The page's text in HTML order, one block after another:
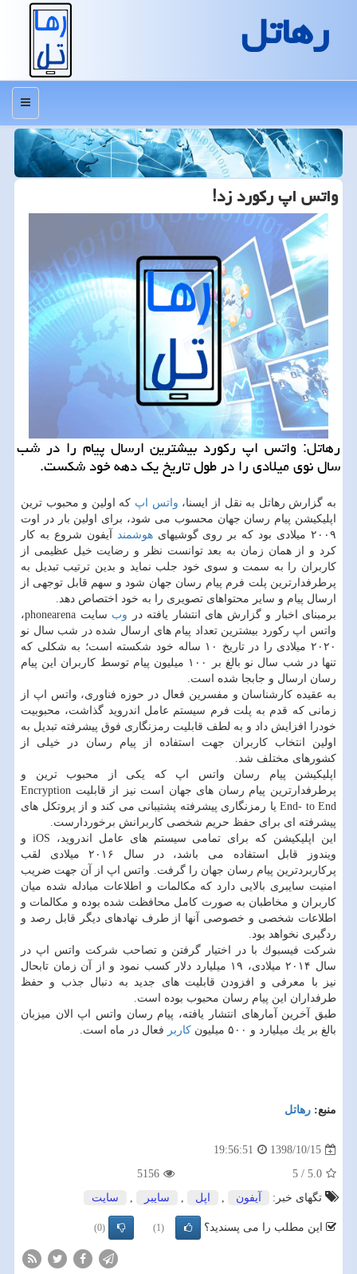
رهاتل
منو
واتس اپ ركورد زد!
رهاتل: واتس اپ ركورد بیشترین ارسال پیام را در شب
سال نوی میلادی را در طول تاریخ یك دهه خود شكست.
به گزارش رهاتل به نقل از ایسنا، واتس اپ كه اولین و محبوب ترین
اپلیكیشن پیام رسان جهان محسوب می شود، برای اولین بار در اوت
۲۰۰۹ میلادی بود كه بر روی گوشیهای
هوشمند آیفون شروع به كار
كرد و از همان زمان به بعد توانست نظر و رضایت خیل عظیمی از
كاربران را به سمت و سوی خود جلب نماید و بدین ترتیب تبدیل به
پرطرفدارترین پلت فرم پیام رسان جهان شود و سهم قابل توجهی از
ارسال پیام و سایر محتواهای تصویری را به خود اختصاص دهد.
برمبنای اخبار و گزارش های انتشار یافته در وب
سایت phonearena،
واتس اپ ركورد بیشترین تعداد پیام های ارسال شده در شب سال نو
۲۰۲۰ میلادی را در تاریخ ۱۰ ساله خود شكسته است؛ به شكلی كه
تنها در شب سال نو بالغ بر ۱۰۰ میلیون پیام توسط كاربران این پیام
رسان ارسال و جابجا شده است.
به عقیده كارشناسان و مفسرین فعال در حوزه فناوری، واتس اپ از
زمانی كه قدم به پلت فرم سیستم عامل اندروید گذاشت، محبوبیت
خودرا افزایش داد و به لطف قابلیت رمزنگاری فوق پیشرفته تبدیل به
اولین انتخاب كاربران جهت استفاده از پیام رسان در خیلی از
كشورهای مختلف شد.
اپلیكیشن پیام رسان واتس اپ كه یكی از محبوب ترین و
پرطرفدارترین پیام رسان های جهان است نیز از قابلیت Encryption
End- to End یا رمزنگاری پیشرفته پشتیبانی می كند و از پروتكل های
پیشرفته ای برای حفظ حریم شخصی كاربرانش برخوردارست.
این اپلیكیشن كه برای تمامی سیستم های عامل اندروید، iOS و
ویندوز قابل استفاده می باشد، در سال ۲۰۱۶ میلادی لقب
پركاربردترین پیام رسان جهان را گرفت. واتس اپ از آن جهت ضریب
امنیت سایبری بالایی دارد كه مكالمات و اطلاعات مبادله شده میان
كاربران و مخاطبان به صورت كامل محافظت شده بوده و مكالمات و
اطلاعات شخصی و خصوصی آنها از طرف نهادهای دیگر قابل رصد و
ردگیری نخواهد بود.
شركت فیسبوك با در اختیار گرفتن و تصاحب شركت واتس اپ در
سال ۲۰۱۴ میلادی، ۱۹ میلیارد دلار كسب نمود و از آن زمان تابحال
نیز با معرفی و افزودن قابلیت های جدید به دنبال جذب و حفظ
طرفداران این پیام رسان محبوب بوده است.
طبق آخرین آمارهای انتشار یافته، پیام رسان واتس اپ الان میزبان
بالغ بر یك میلیارد و ۵۰۰ میلیون
كاربر فعال در ماه است.
منبع: رهاتل
1398/10/15
19:56:51
5.0
/
5
5156
تگهای خبر:
آیفون , اپل , سایبر , سایت
این مطلب را می پسندید؟ (1)
(0)